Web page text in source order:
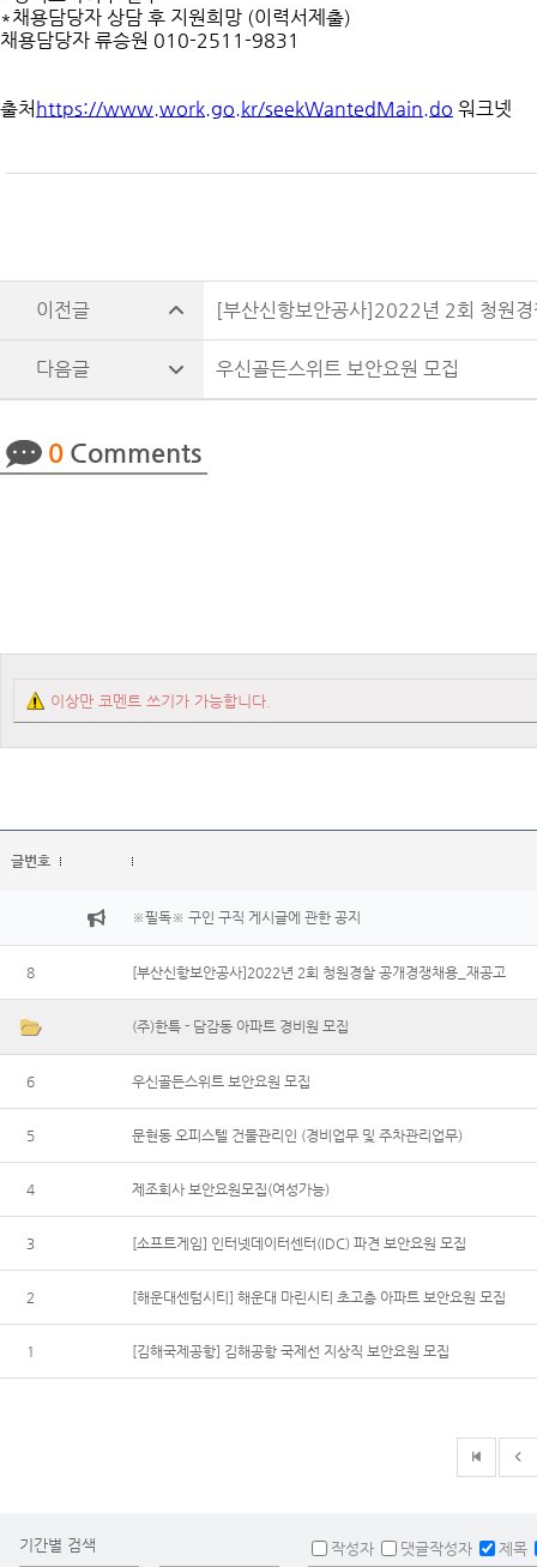
*채용담당자 상담 후 지원희망 (이력서제출)
채용담당자 류승원 010-2511-9831
출처 https://www.work.go.kr/seekWantedMain.do 워크넷
[부산신항보안공사]2022년 2회 청원
우신골든스위트 보안요원 모집
0 Comments
이상만 코멘트 쓰기가 가능합니다.
글번호
※필독※ 구인 구직 게시글에 관한 공지
8 [부산신항보안공사]2022년 2회 청원경찰 공개경쟁채용_재공고
(주)한특 - 담감동 아파트 경비원 모집
6 우신골든스위트 보안요원 모집
5 문현동 오피스텔 건물관리인 (경비업무 및 주차관리업무)
4 제조회사 보안요원모집(여성가능)
3 [소프트게임] 인터넷데이터센터(IDC) 파견 보안요원 모집
2 [해운대센텀시티] 해운대 마린시티 초고층 아파트 보안요원 모집
1 [김해국제공항] 김해공항 국제선 지상직 보안요원 모집
기간별 검색 작성자 댓글작성자 제목